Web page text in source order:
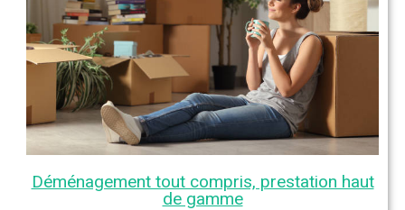
Déménagement tout compris, prestation haut
de gamme